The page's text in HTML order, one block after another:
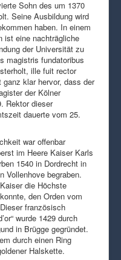
Sohn des um 1370
Seine Ausbildung wird
haben. In einem
ist eine nachträgliche
der Universität zu
magistris fundatoribus
ille fuit rector
klar hervor, dass der
der Kölner
Rektor dieser
dauerte vom 25.
war offenbar
im Heere Kaiser Karls
1540 in Dordrecht in
Vollenhove begraben.
die Höchste
den Orden vom
französisch
wurde 1429 durch
in Brügge gegründet.
durch einen Ring
Halskette.